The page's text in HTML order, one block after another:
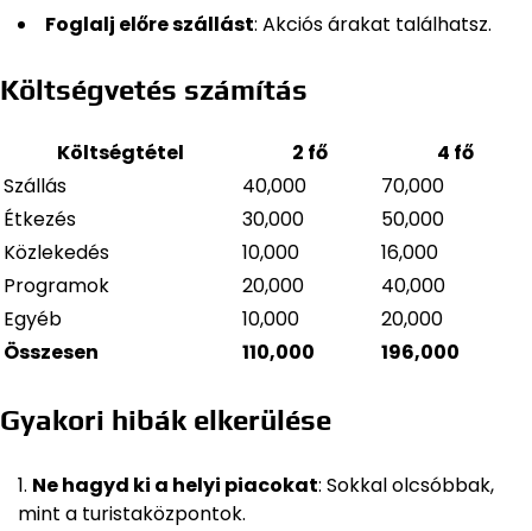
Foglalj előre szállást: Akciós árakat találhatsz.
Költségvetés számítás
Költségtétel 2 fő
4 fő
Szállás
40,000
70,000
Étkezés
30,000
50,000
Közlekedés
10,000
16,000
Programok
20,000
40,000
Egyéb
10,000
20,000
Összesen
110,000 196,000
Gyakori hibák elkerülése
Ne hagyd ki a helyi piacokat: Sokkal olcsóbbak,
mint a turistaközpontok.